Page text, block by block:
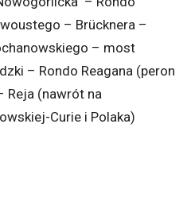
– Brücknera –
– most
– Rondo Reagana (peron
Reja (nawrót na
Curie i Polaka)